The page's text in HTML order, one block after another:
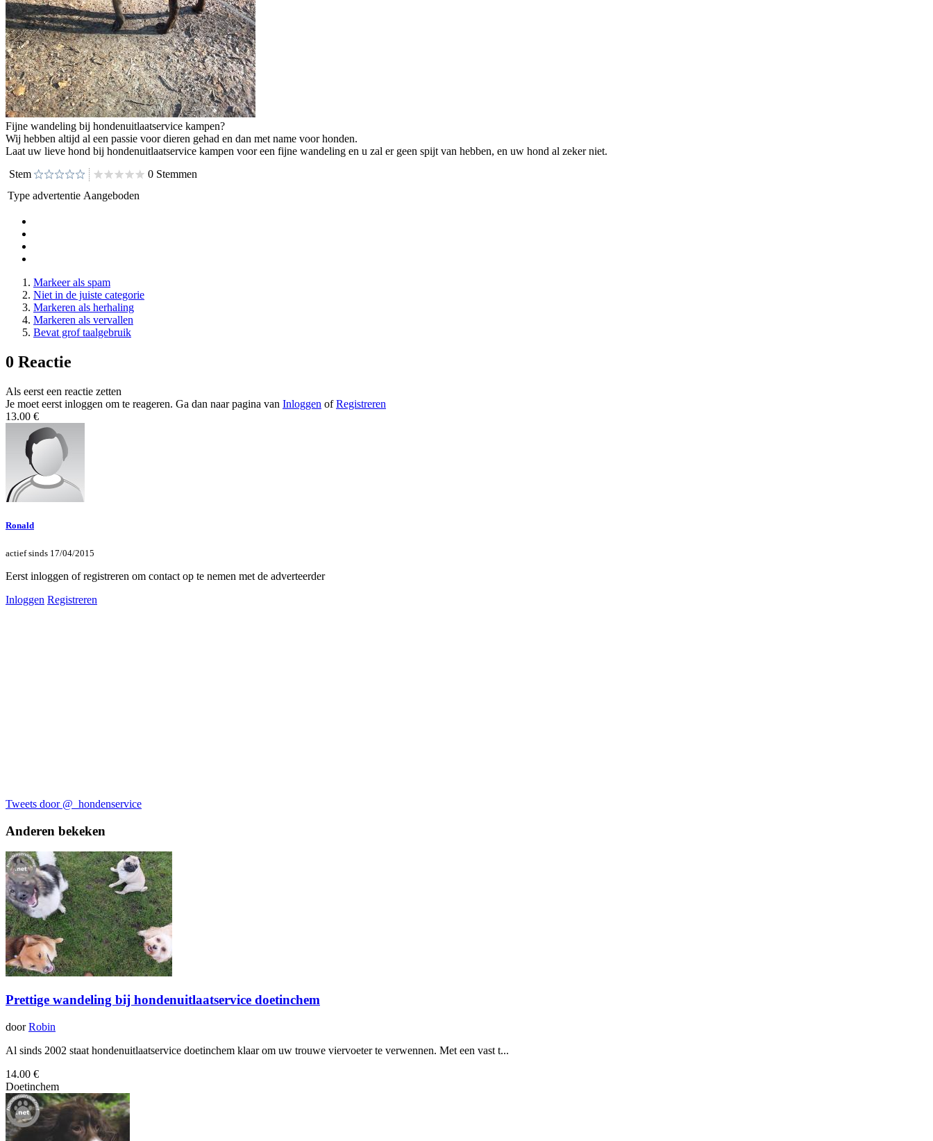
Fijne wandeling bij hondenuitlaatservice kampen?
Wij hebben altijd al een passie voor dieren gehad en dan met name voor honden.
Laat uw lieve hond bij hondenuitlaatservice kampen voor een fijne wandeling en u zal er geen spijt van hebben, en uw hond al zeker niet.
Stem
0 Stemmen
Type advertentie Aangeboden
Markeer als spam
Niet in de juiste categorie
Markeren als herhaling
Markeren als vervallen
Bevat grof taalgebruik
0 Reactie
Als eerst een reactie zetten
Je moet eerst inloggen om te reageren. Ga dan naar pagina van Inloggen ofRegistreren
13.00 €
Ronald
actief sinds 17/04/2015
Eerst inloggen of registreren om contact op te nemen met de adverteerder
Inloggen Registreren
Tweets door @_hondenservice
Anderen bekeken
Prettige wandeling bij hondenuitlaatservice doetinchem
doorRobin
Al sinds 2002 staat hondenuitlaatservice doetinchem klaar om uw trouwe viervoeter te verwennen. Met een vast t...
14.00 €
Doetinchem